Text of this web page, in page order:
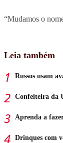
“Mudamos o
Leia também
Russos usam
Confeiteira da
Aprenda a
Drinques com